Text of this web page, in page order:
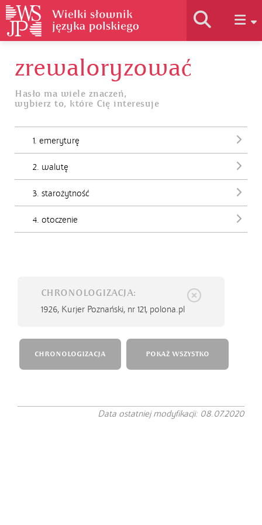
Historia słownika
Jak korzystać
zrewaloryzować
Hasło ma wiele znaczeń,
wybierz to, które Cię interesuje
1. emeryturę
2. walutę
3. starożytność
4. otoczenie
CHRONOLOGIZACJA:
1926, Kurjer Poznański, nr 121, polona.pl
CHRONOLOGIZACJA POKAŻ WSZYSTKO
Data ostatniej modyfikacji: 08.07.2020